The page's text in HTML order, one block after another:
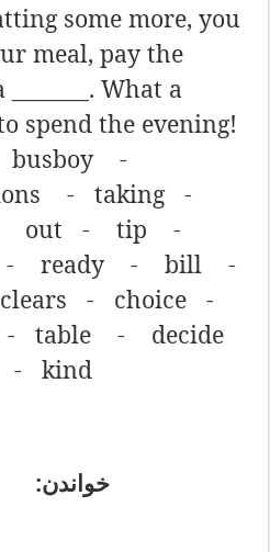
some more, you
meal, pay the
_______. What a
spend the evening!
busboy
-
- taking
-
out - tip
-
- ready - bill
-
clears - choice
-
- table -
decide
- kind
خواندن: